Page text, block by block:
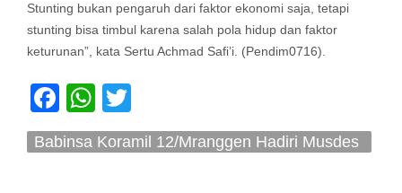
Stunting bukan pengaruh dari faktor ekonomi saja, tetapi
stunting bisa timbul karena salah pola hidup dan faktor
keturunan”, kata Sertu Achmad Safi’i. (Pendim0716).
Facebook
WhatsApp
Babinsa Koramil 12/Mranggen Hadiri Musdes